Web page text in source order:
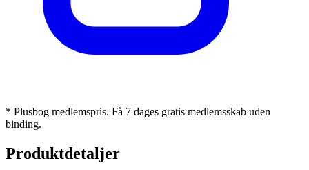
* Plusbog medlemspris. Få 7 dages gratis medlemsskab uden
binding.
Produktdetaljer